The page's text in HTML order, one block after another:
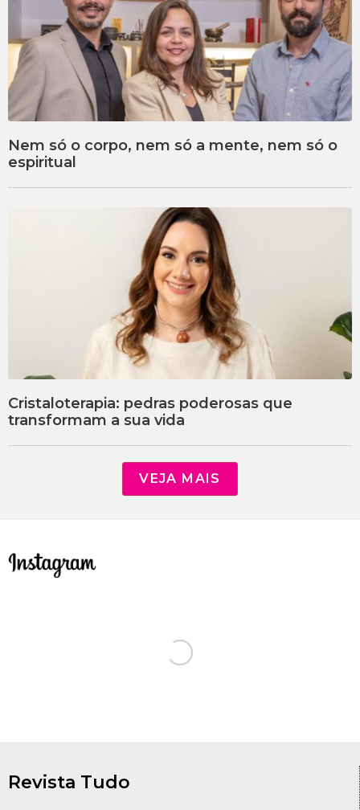
Nem só o corpo, nem só a mente, nem só o
espiritual
Cristaloterapia: pedras poderosas que
transformam a sua vida
VEJA MAIS
Revista Tudo